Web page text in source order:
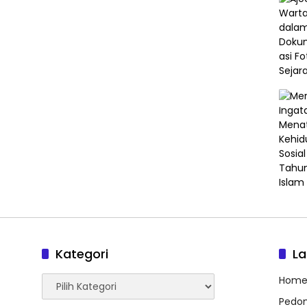
Kategori
Kategori
Home